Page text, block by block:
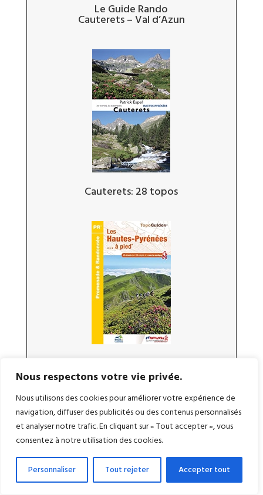
Nous respectons votre vie privée.
Nous utilisons des cookies pour améliorer votre expérience de
navigation, diffuser des publicités ou des contenus personnalisés
et analyser notre trafic. En cliquant sur « Tout accepter », vous
consentez à notre utilisation des cookies.
Personnaliser Tout rejeter Accepter tout
Le Guide Rando
Cauterets – Val d’Azun
Cauterets: 28 topos
à pied